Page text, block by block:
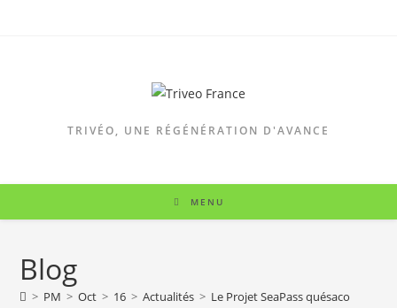
TRIVÉO, UNE RÉGÉNÉRATION D'AVANCE
MENU
Blog
> PM > Oct > 16 > Actualités > Le Projet SeaPass quésaco